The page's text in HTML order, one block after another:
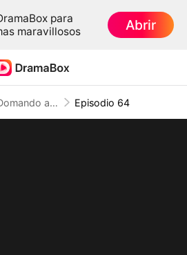
para
maravillosos
Abrir
Domando a mis demonios: La redención de la villana Episodio 64